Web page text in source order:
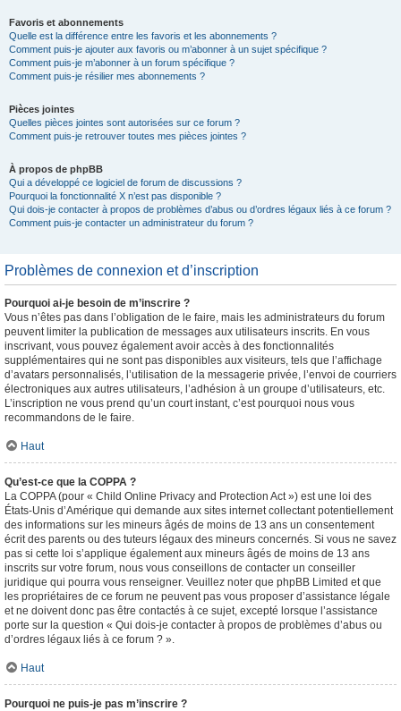
Favoris et abonnements
Quelle est la différence entre les favoris et les abonnements ?
Comment puis-je ajouter aux favoris ou m’abonner à un sujet spécifique ?
Comment puis-je m’abonner à un forum spécifique ?
Comment puis-je résilier mes abonnements ?
Pièces jointes
Quelles pièces jointes sont autorisées sur ce forum ?
Comment puis-je retrouver toutes mes pièces jointes ?
À propos de phpBB
Qui a développé ce logiciel de forum de discussions ?
Pourquoi la fonctionnalité X n’est pas disponible ?
Qui dois-je contacter à propos de problèmes d’abus ou d’ordres légaux liés à ce forum ?
Comment puis-je contacter un administrateur du forum ?
Problèmes de connexion et d’inscription
Pourquoi ai-je besoin de m’inscrire ?
Vous n’êtes pas dans l’obligation de le faire, mais les administrateurs du forum
peuvent limiter la publication de messages aux utilisateurs inscrits. En vous
inscrivant, vous pouvez également avoir accès à des fonctionnalités
supplémentaires qui ne sont pas disponibles aux visiteurs, tels que l’affichage
d’avatars personnalisés, l’utilisation de la messagerie privée, l’envoi de courriers
électroniques aux autres utilisateurs, l’adhésion à un groupe d’utilisateurs, etc.
L’inscription ne vous prend qu’un court instant, c’est pourquoi nous vous
recommandons de le faire.
Haut
Qu’est-ce que la COPPA ?
La COPPA (pour « Child Online Privacy and Protection Act ») est une loi des
États-Unis d’Amérique qui demande aux sites internet collectant potentiellement
des informations sur les mineurs âgés de moins de 13 ans un consentement
écrit des parents ou des tuteurs légaux des mineurs concernés. Si vous ne savez
pas si cette loi s’applique également aux mineurs âgés de moins de 13 ans
inscrits sur votre forum, nous vous conseillons de contacter un conseiller
juridique qui pourra vous renseigner. Veuillez noter que phpBB Limited et que
les propriétaires de ce forum ne peuvent pas vous proposer d’assistance légale
et ne doivent donc pas être contactés à ce sujet, excepté lorsque l’assistance
porte sur la question « Qui dois-je contacter à propos de problèmes d’abus ou
d’ordres légaux liés à ce forum ? ».
Haut
Pourquoi ne puis-je pas m’inscrire ?